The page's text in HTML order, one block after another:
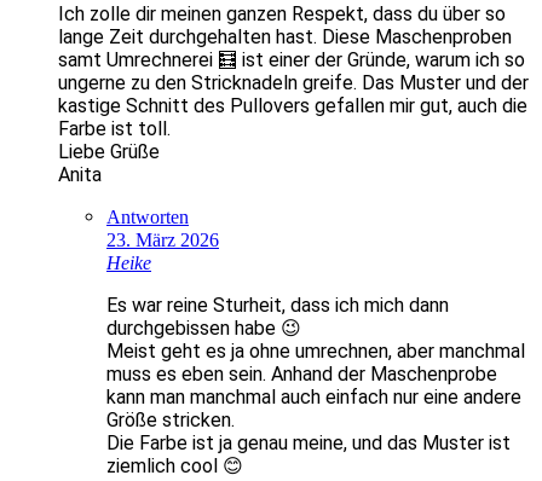
Ich zolle dir meinen ganzen Respekt, dass du über so
lange Zeit durchgehalten hast. Diese Maschenproben
samt Umrechnerei 🧮 ist einer der Gründe, warum ich so
ungerne zu den Stricknadeln greife. Das Muster und der
kastige Schnitt des Pullovers gefallen mir gut, auch die
Farbe ist toll.
Liebe Grüße
Anita
Antworten
23. März 2026
Heike
Es war reine Sturheit, dass ich mich dann
durchgebissen habe 😉
Meist geht es ja ohne umrechnen, aber manchmal
muss es eben sein. Anhand der Maschenprobe
kann man manchmal auch einfach nur eine andere
Größe stricken.
Die Farbe ist ja genau meine, und das Muster ist
ziemlich cool 😊